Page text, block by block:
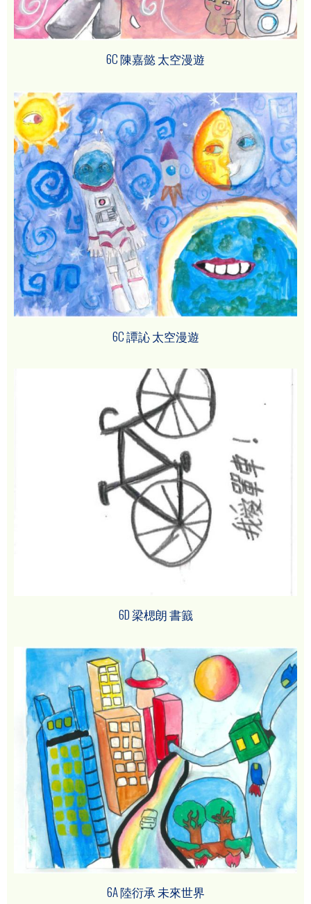
6C 陳嘉懿 太空漫遊
6C 譚訫 太空漫遊
6D 梁楒朗 書籖
6A 陸衍承 未來世界